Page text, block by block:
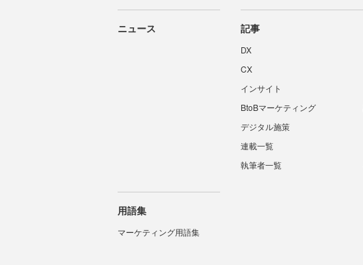
ニュース 記事
DX
CX
インサイト
BtoBマーケティング
デジタル施策
連載一覧
執筆者一覧
用語集
マーケティング用語集